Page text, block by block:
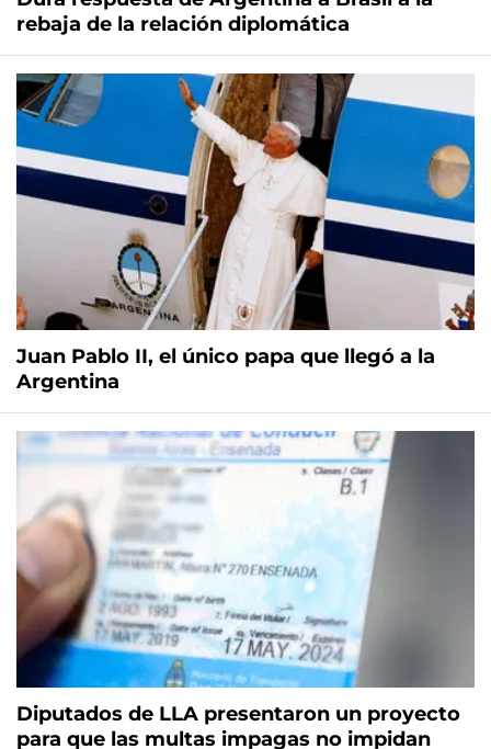
rebaja de la relación diplomática
Juan Pablo II, el único papa que llegó a la
Argentina
Diputados de LLA presentaron un proyecto
para que las multas impagas no impidan